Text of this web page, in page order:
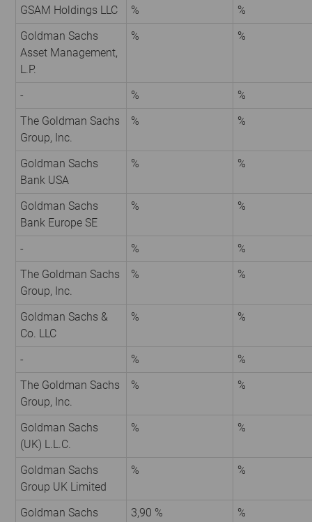
GSAM Holdings LLC %
%
Goldman Sachs
Asset Management,
L.P.
% %
- %
%
The Goldman Sachs
Group, Inc.
% %
Goldman Sachs
Bank USA
% %
Goldman Sachs
Bank Europe SE
% %
- %
%
The Goldman Sachs
Group, Inc.
% %
Goldman Sachs &
Co. LLC
% %
- %
%
The Goldman Sachs
Group, Inc.
% %
Goldman Sachs
(UK) L.L.C.
% %
Goldman Sachs
Group UK Limited
% %
Goldman Sachs
3,90 % %